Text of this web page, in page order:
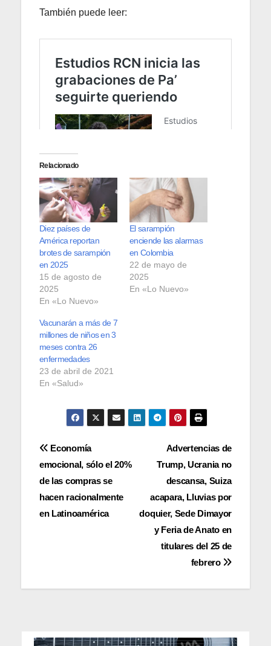
También puede leer:
Relacionado
Diez países de
América reportan
brotes de sarampión
en 2025
15 de agosto de
2025
En «Lo Nuevo»
El sarampión
enciende las alarmas
en Colombia
22 de mayo de
2025
En «Lo Nuevo»
Vacunarán a más de 7
millones de niños en 3
meses contra 26
enfermedades
23 de abril de 2021
En «Salud»
Navegación
de
entradas
Advertencias de
Trump, Ucrania no
descansa, Suiza
acapara, Lluvias por
doquier, Sede Dimayor
y Feria de Anato en
titulares del 25 de
febrero
Economía
emocional, sólo el 20%
de las compras se
hacen racionalmente
en Latinoamérica